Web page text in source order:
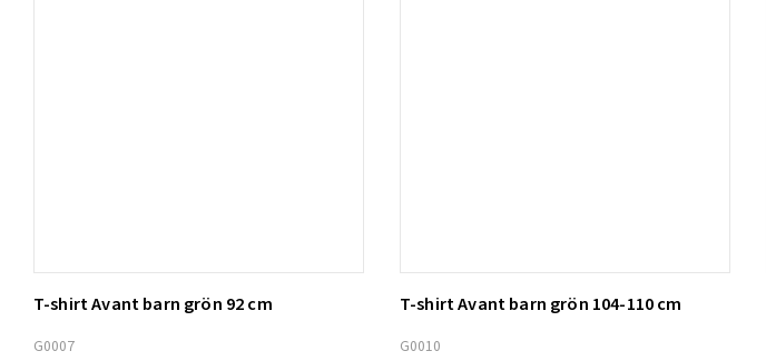
Lägg till i varukorg
T-shirt Avant barn grön 92 cm
G0007
T-shirt Avant barn grön 104-110 cm
G0010